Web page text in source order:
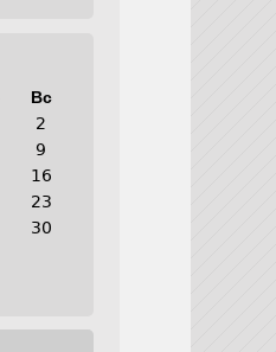
Вс
2
9
16
23
30